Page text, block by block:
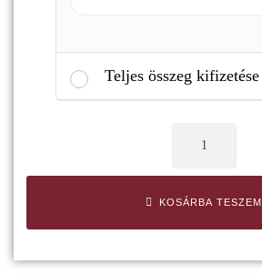
Teljes összeg kifizetése
KOSÁRBA TESZEM